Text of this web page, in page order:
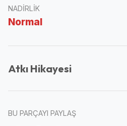
NADIRLIK
Normal
Atkı Hikayesi
BU PARÇAYI PAYLAŞ